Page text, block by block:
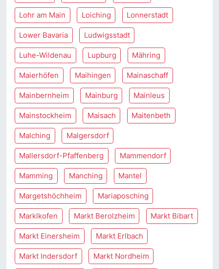
Lohr am Main Loiching Lonnerstadt
Lower Bavaria Ludwigsstadt
Luhe-Wildenau Lupburg Mähring
Maierhöfen Maihingen Mainaschaff
Mainbernheim Mainburg Mainleus
Mainstockheim Maisach Maitenbeth
Malching Malgersdorf
Mallersdorf-Pfaffenberg Mammendorf
Mamming Manching Mantel
Margetshöchheim Mariaposching
Marklkofen Markt Berolzheim Markt Bibart
Markt Einersheim Markt Erlbach
Markt Indersdorf Markt Nordheim